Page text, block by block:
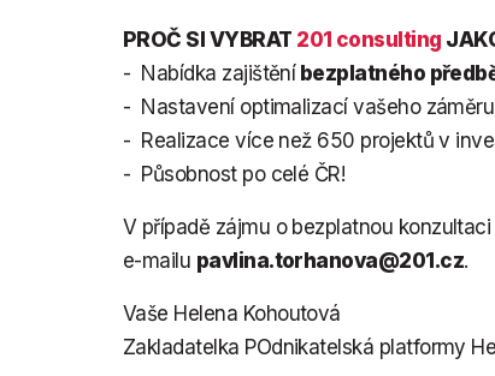
PROČ SI VYBRAT 201 consulting
- Nabídka zajištěníbezplatného
- Nastavení optimalizací vašeho
- Realizace více než 650 projektů v
- Působnost po celé ČR!
V případě zájmu o bezplatnou
e-mailu pavlina.torhanova@201.cz.
Vaše Helena Kohoutová
Zakladatelka POdnikatelská platformy